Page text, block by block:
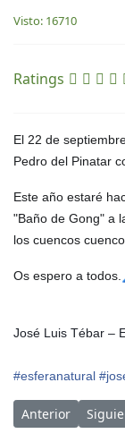
Visto: 16710
Ratings
El 22 de
Pedro del Pinatar
Este año estaré
"Baño de Gong" a
los cuencos
Os espero a todos.
José Luis Tébar –
#esferanatural
Artículo anterior:
Anterior